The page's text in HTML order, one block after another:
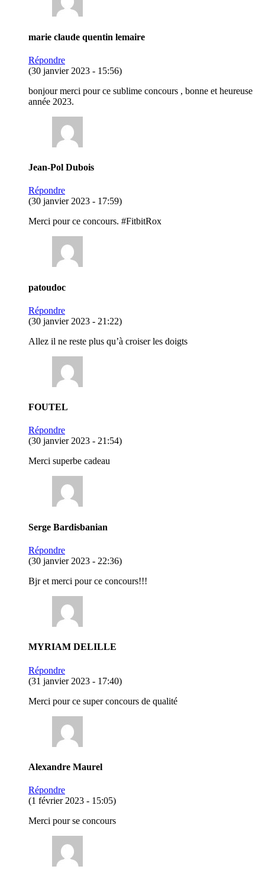
marie claude quentin lemaire
Répondre
(30 janvier 2023 - 15:56)
bonjour merci pour ce sublime concours , bonne et heureuse
année 2023.
Jean-Pol Dubois
Répondre
(30 janvier 2023 - 17:59)
Merci pour ce concours. #FitbitRox
patoudoc
Répondre
(30 janvier 2023 - 21:22)
Allez il ne reste plus qu’à croiser les doigts
FOUTEL
Répondre
(30 janvier 2023 - 21:54)
Merci superbe cadeau
Serge Bardisbanian
Répondre
(30 janvier 2023 - 22:36)
Bjr et merci pour ce concours!!!
MYRIAM DELILLE
Répondre
(31 janvier 2023 - 17:40)
Merci pour ce super concours de qualité
Alexandre Maurel
Répondre
(1 février 2023 - 15:05)
Merci pour se concours